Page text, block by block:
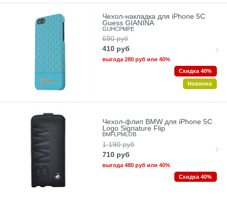
Чехол-накладка для iPhone 5C
Guess GIANINA
GUHCPMPE
690 руб
410 руб
выгода 280 рубили 40%
Скидка 40%
Новинка
Чехол-флип BMW для iPhone 5C
Logo Signature Flip
BMFLPMLOB
1 190 руб
710 руб
выгода 480 рубили 40%
Скидка 40%